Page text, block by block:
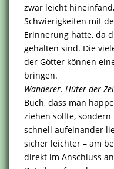
zwar leicht
Schwierigkeiten mit
Erinnerung hatte, da
gehalten sind. Die
der Götter können
bringen.
Wanderer. Hüter der
Buch, dass man
ziehen sollte,
schnell aufeinander
sicher leichter – am
direkt im Anschluss